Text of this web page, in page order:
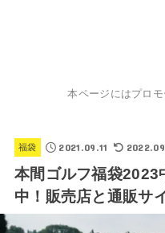
本ページにはプロ
福袋 2021.09.11
本間ゴルフ福袋2023
中！販売店と通販サ